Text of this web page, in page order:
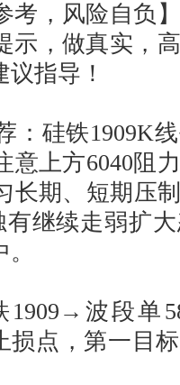
，风险自负】
示，做真实，
指导！
硅铁1909K线
意上方6040阻
长期、短期压
继续走弱扩
波段单
损点，第一目